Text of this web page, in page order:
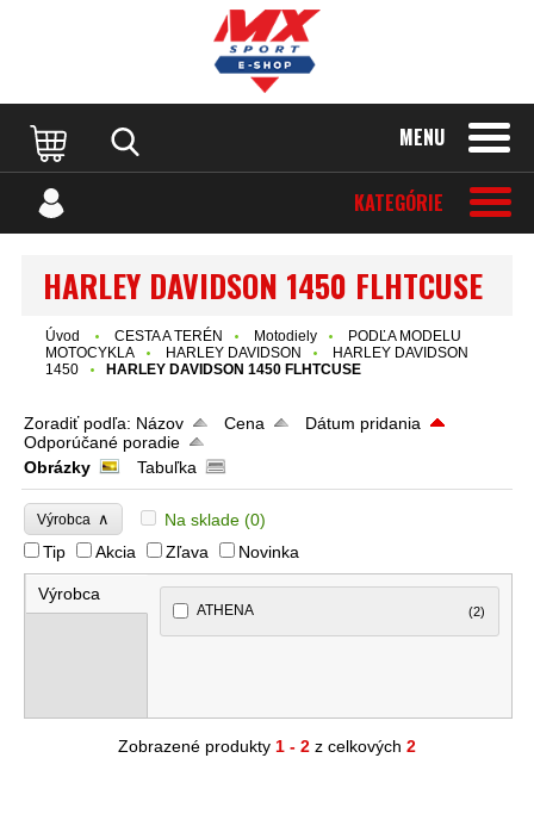
MENU
KATEGÓRIE
HARLEY DAVIDSON 1450 FLHTCUSE
Úvod CESTA A TERÉN Motodiely
PODĽA MODELU
MOTOCYKLA
HARLEY DAVIDSON
HARLEY DAVIDSON
1450
HARLEY DAVIDSON 1450 FLHTCUSE
Zoradiť podľa: Názov Cena
Dátum pridania
Odporúčané poradie
Obrázky
Tabuľka
Výrobca ∧ Na sklade (0)
Tip
Akcia Zľava Novinka
Výrobca
ATHENA (2)
Zobrazené produkty 1 - 2 z celkových 2